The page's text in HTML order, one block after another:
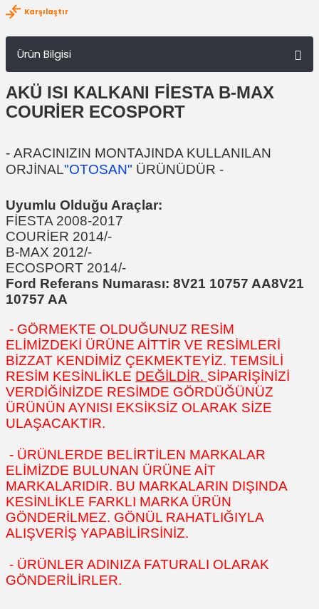
Karşılaştır
Ürün Bilgisi
AKÜ ISI KALKANI FİESTA B-MAX
COURİER ECOSPORT
- ARACINIZIN MONTAJINDA KULLANILAN
ORJİNAL"OTOSAN" ÜRÜNÜDÜR -
Uyumlu Olduğu Araçlar:
FİESTA 2008-2017
COURİER 2014/-
B-MAX 2012/-
ECOSPORT 2014/-
Ford Referans Numarası: 8V21 10757 AA8V21
10757 AA
- GÖRMEKTE OLDUĞUNUZ RESİM
ELİMİZDEKİ ÜRÜNE AİTTİR VE RESİMLERİ
BİZZAT KENDİMİZ ÇEKMEKTEYİZ. TEMSİLİ
RESİM KESİNLİKLE DEĞİLDİR. SİPARİŞİNİZİ
VERDİĞİNİZDE RESİMDE GÖRDÜĞÜNÜZ
ÜRÜNÜN AYNISI EKSİKSİZ OLARAK SİZE
ULAŞACAKTIR.
- ÜRÜNLERDE BELİRTİLEN MARKALAR
ELİMİZDE BULUNAN ÜRÜNE AİT
MARKALARIDIR. BU MARKALARIN DIŞINDA
KESİNLİKLE FARKLI MARKA ÜRÜN
GÖNDERİLMEZ. GÖNÜL RAHATLIĞIYLA
ALIŞVERİŞ YAPABİLİRSİNİZ.
- ÜRÜNLER ADINIZA FATURALI OLARAK
GÖNDERİLİRLER.